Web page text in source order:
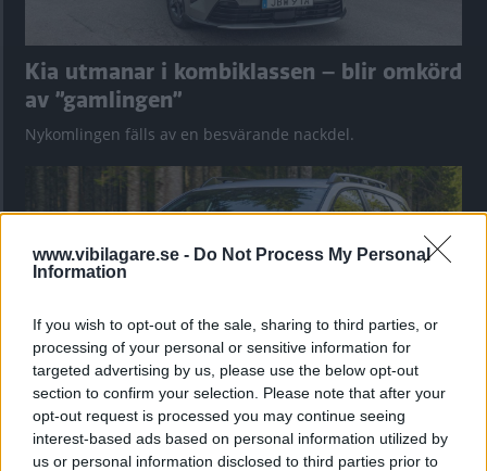
www.vibilagare.se - Do Not Process My Personal
Information
If you wish to opt-out of the sale, sharing to third parties, or
processing of your personal or sensitive information for
targeted advertising by us, please use the below opt-out
section to confirm your selection. Please note that after your
opt-out request is processed you may continue seeing
interest-based ads based on personal information utilized by
us or personal information disclosed to third parties prior to
Kia utmanar i kombiklassen – blir omkörd
av ”gamlingen”
Nykomlingen fälls av en besvärande nackdel.
”God chans att bli ny favorit”
Utbudet av terrängdugliga kombibilar har krympt men fylls